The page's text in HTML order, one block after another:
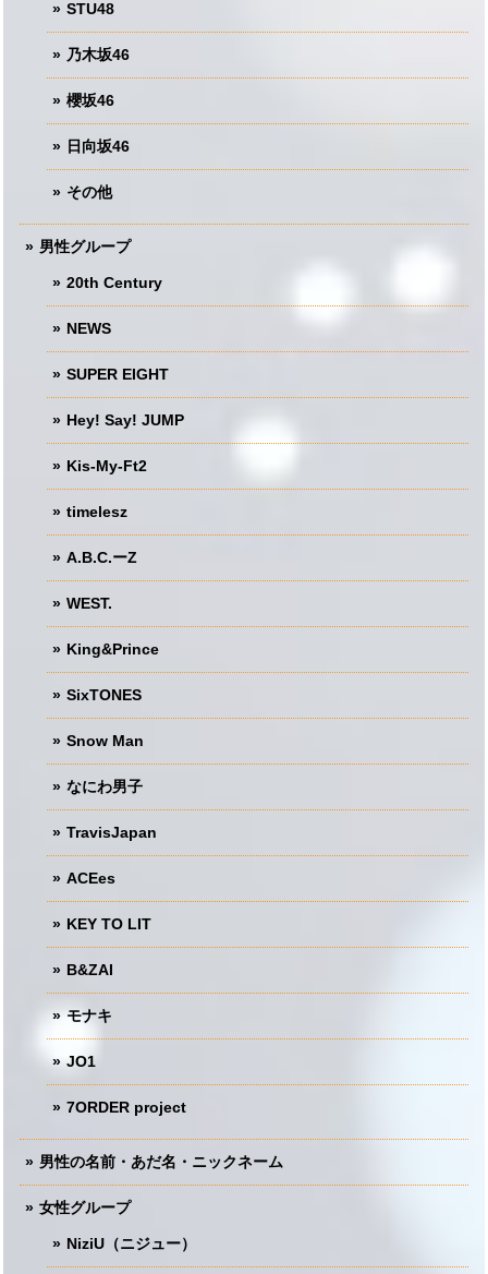
STU48
乃木坂46
櫻坂46
日向坂46
その他
男性グループ
20th Century
NEWS
SUPER EIGHT
Hey! Say! JUMP
Kis-My-Ft2
timelesz
A.B.C.ーZ
WEST.
King&Prince
SixTONES
Snow Man
なにわ男子
TravisJapan
ACEes
KEY TO LIT
B&ZAI
モナキ
JO1
7ORDER project
男性の名前・あだ名・ニックネーム
女性グループ
NiziU（ニジュー）